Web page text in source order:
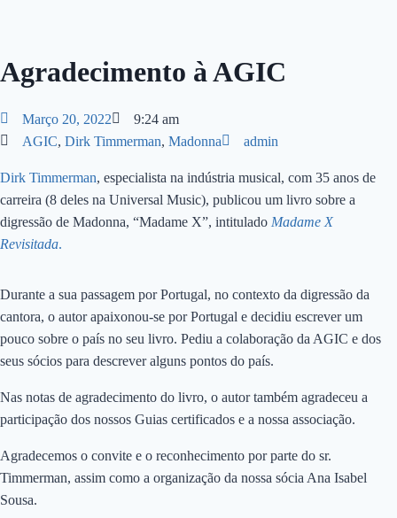
Agradecimento à AGIC
Março 20, 2022
9:24 am
AGIC, Dirk Timmerman, Madonna admin
Dirk Timmerman, especialista na indústria musical, com 35 anos de
carreira (8 deles na Universal Music), publicou um livro sobre a
digressão de Madonna, “Madame X”, intitulado Madame X
Revisitada.
Durante a sua passagem por Portugal, no contexto da digressão da
cantora, o autor apaixonou-se por Portugal e decidiu escrever um
pouco sobre o país no seu livro. Pediu a colaboração da AGIC e dos
seus sócios para descrever alguns pontos do país.
Nas notas de agradecimento do livro, o autor também agradeceu a
participação dos nossos Guias certificados e a nossa associação.
Agradecemos o convite e o reconhecimento por parte do sr.
Timmerman, assim como a organização da nossa sócia Ana Isabel
Sousa.